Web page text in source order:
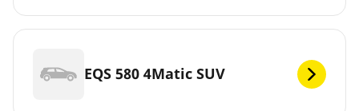
EQS 580 4Matic SUV